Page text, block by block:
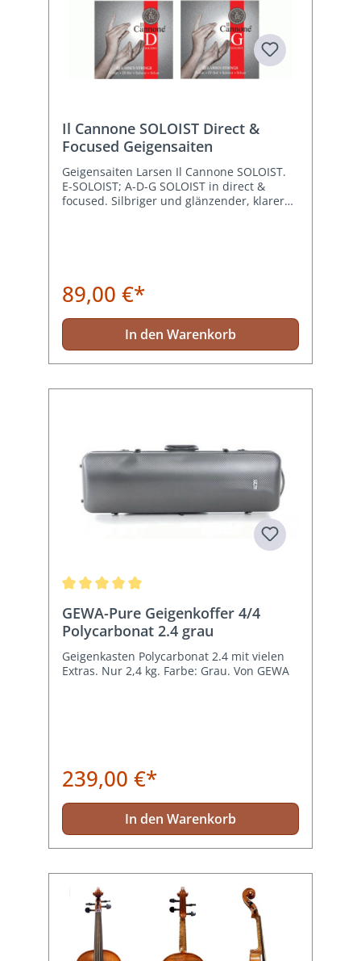
Il Cannone SOLOIST Direct &
Focused Geigensaiten
Geigensaiten Larsen Il Cannone SOLOIST.
E-SOLOIST; A-D-G SOLOIST in direct &
focused. Silbriger und glänzender, klarer
89,00 €*
In den Warenkorb
GEWA-Pure Geigenkoffer 4/4
Polycarbonat 2.4 grau
Geigenkasten Polycarbonat 2.4 mit vielen
Extras. Nur 2,4 kg. Farbe: Grau. Von GEWA
239,00 €*
In den Warenkorb